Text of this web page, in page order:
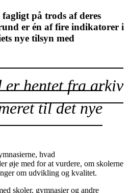
på trods af deres
er én af fire indikatorer i
nye tilsyn med
er hentet fra arkiv
til det nye
hvad
øje med for at vurdere, om skolerne
om udvikling og kvalitet.
skoler, gymnasier og andre